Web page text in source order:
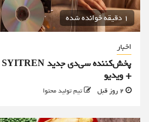
1 دقیقه خوانده شده
اخبار
+ ویدیو
تیم تولید محتوا